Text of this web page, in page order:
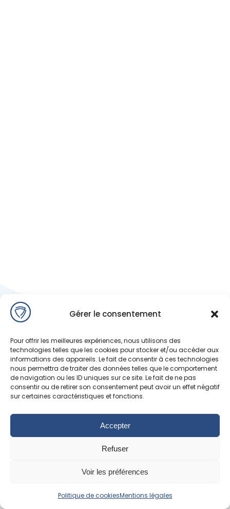
Gérer le consentement
Pour offrir les meilleures expériences, nous utilisons des
technologies telles que les cookies pour stocker et/ou accéder aux
informations des appareils. Le fait de consentir à ces technologies
nous permettra de traiter des données telles que le comportement
de navigation ou les ID uniques sur ce site. Le fait de ne pas
consentir ou de retirer son consentement peut avoir un effet négatif
sur certaines caractéristiques et fonctions.
Accepter
Refuser
Voir les préférences
Politique de cookiesMentions légales